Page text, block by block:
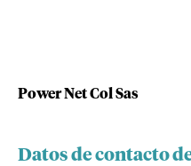
Power Net Col Sas
Datos de contacto